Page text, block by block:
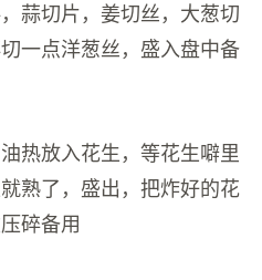
蒜切片，姜切丝，大葱切
一点洋葱丝，盛入盘中备
热放入花生，等花生噼里
熟了，盛出，把炸好的花
碎备用